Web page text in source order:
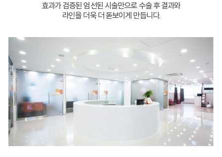
효과가 검증된 엄선된 시술만으로 수술 후 결과와
라인을 더욱 더 돋보이게 만듭니다.